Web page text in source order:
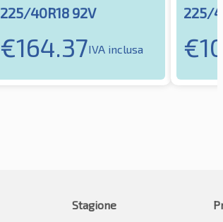
225/40R18 92V
€164.37IVA inclusa
225/
€
Stagione